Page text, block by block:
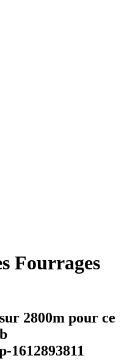
Fourrages
2800m pour ce